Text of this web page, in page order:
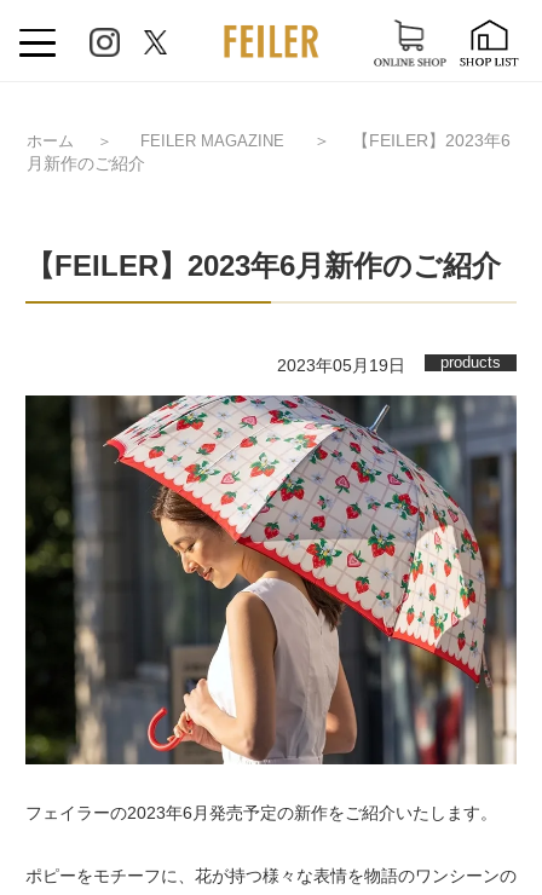
ホーム ＞ FEILER MAGAZINE ＞
【FEILER】2023年6
月新作のご紹介
【FEILER】2023年6月新作のご紹介
2023年05月19日 products
フェイラーの2023年6月発売予定の新作をご紹介いたします。
ポピーをモチーフに、花が持つ様々な表情を物語のワンシーンの